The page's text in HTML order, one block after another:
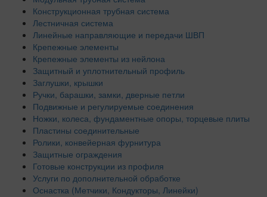
Конструкционная трубная система
Лестничная система
Линейные направляющие и передачи ШВП
Крепежные элементы
Крепежные элементы из нейлона
Защитный и уплотнительный профиль
Заглушки, крышки
Ручки, барашки, замки, дверные петли
Подвижные и регулируемые соединения
Ножки, колеса, фундаментные опоры, торцевые плиты
Пластины соединительные
Ролики, конвейерная фурнитура
Защитные ограждения
Готовые конструкции из профиля
Услуги по дополнительной обработке
Оснастка (Метчики, Кондукторы, Линейки)